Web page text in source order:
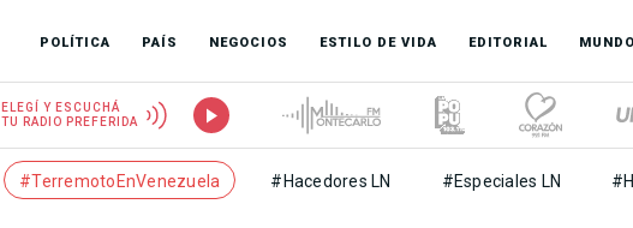
POLÍTICA PAÍS NEGOCIOS ESTILO DE VIDA EDITORIAL MUNDO
ELEGÍ Y ESCUCHÁ
TU RADIO PREFERIDA
#TerremotoEnVenezuela #Hacedores LN #Especiales LN